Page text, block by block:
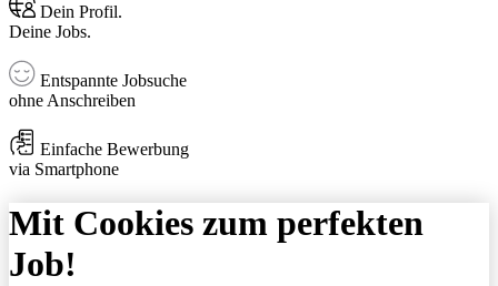
Dein Profil.
Deine Jobs.
Entspannte Jobsuche
ohne Anschreiben
Einfache Bewerbung
via Smartphone
Mit Cookies zum perfekten
Job!